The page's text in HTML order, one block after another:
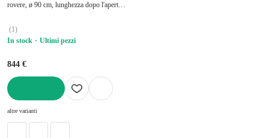
rovere, ø 90 cm, lunghezza dopo l'apertura
(1)
In stock
Ultimi pezzi
844 €
altre varianti